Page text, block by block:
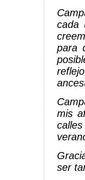
cada
para
mis
ser